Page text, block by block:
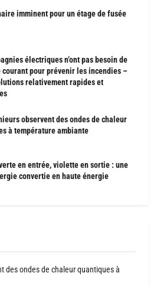
imminent pour un étage de fusée
électriques n’ont pas besoin de
courant pour prévenir les incendies –
relativement rapides et
observent des ondes de chaleur
à température ambiante
en entrée, violette en sortie : une
convertie en haute énergie
des ondes de chaleur quantiques à